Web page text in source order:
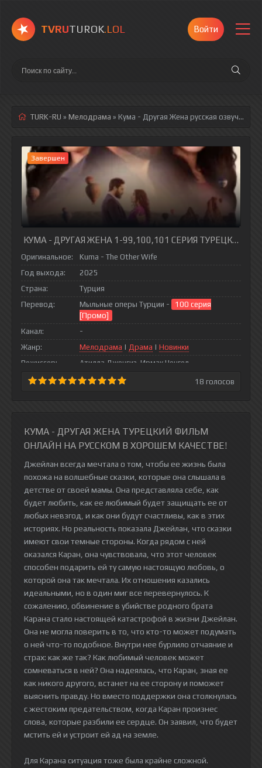
TVRUTUROK.LOL Войти
TURK-RU » Мелодрама » Кума - Другая Жена русская озвучка полностью смотреть онлайн!
Завершен
КУМА - ДРУГАЯ ЖЕНА 1-99,100,101 СЕРИЯ ТУРЕЦКИЙ
Оригинальное:
Kuma - The Other Wife
Год выхода:
2025
Страна:
Турция
Перевод:
Мыльные оперы Турции -
100 серия
[Промо]
Канал:
-
Жанр:
Мелодрама | Драма | Новинки
Режиссер:
Атилла Дженгиз, Ирмак Ченгел
18 голосов
КУМА - ДРУГАЯ ЖЕНА ТУРЕЦКИЙ ФИЛЬМ
ОНЛАЙН НА РУССКОМ В ХОРОШЕМ КАЧЕСТВЕ!
Джейлан всегда мечтала о том, чтобы ее жизнь была
похожа на волшебные сказки, которые она слышала в
детстве от своей мамы. Она представляла себе, как
будет любить, как ее любимый будет защищать ее от
любых невзгод, и как они будут счастливы, как в этих
историях. Но реальность показала Джейлан, что сказки
имеют свои темные стороны. Когда рядом с ней
оказался Каран, она чувствовала, что этот человек
способен подарить ей ту самую настоящую любовь, о
которой она так мечтала. Их отношения казались
идеальными, но в один миг все перевернулось. К
сожалению, обвинение в убийстве родного брата
Карана стало настоящей катастрофой в жизни Джейлан.
Она не могла поверить в то, что кто-то может подумать
о ней что-то подобное. Внутри нее бурлило отчаяние и
страх: как же так? Как любимый человек может
сомневаться в ней? Она надеялась, что Каран, зная ее
как никого другого, встанет на ее сторону и поможет
выяснить правду. Но вместо поддержки она столкнулась
с жестоким предательством, когда Каран произнес
слова, которые разбили ее сердце. Он заявил, что будет
мстить ей и устроит ей ад на земле.
Для Карана ситуация тоже была крайне сложной.